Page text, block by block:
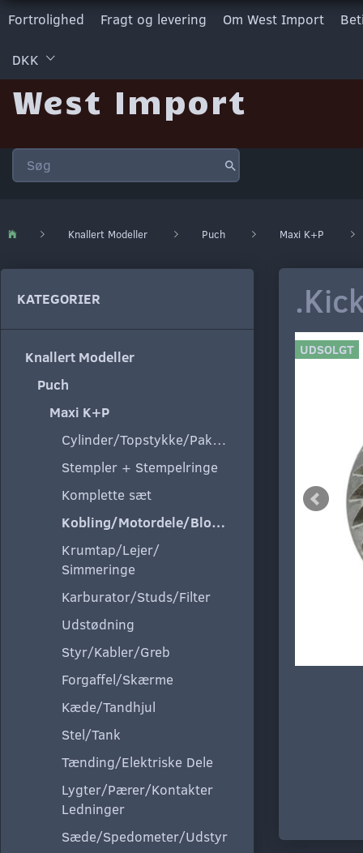
Fortrolighed Fragt og levering Om West Import
DKK
West Import
Knallert Modeller Puch Maxi K+P
KATEGORIER
Knallert Modeller
Puch
Maxi K+P
Cylinder/Topstykke/Pakning
Stempler + Stempelringe
Komplette sæt
Kobling/Motordele/Blokke
Krumtap/Lejer/
Simmeringe
Karburator/Studs/Filter
Udstødning
Styr/Kabler/Greb
Forgaffel/Skærme
Kæde/Tandhjul
Stel/Tank
Tænding/Elektriske Dele
Lygter/Pærer/Kontakter
Ledninger
Sæde/Spedometer/Udstyr
UDSOLGT